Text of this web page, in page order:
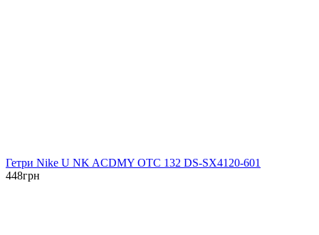
Гетри Nike U NK ACDMY OTC 132 DS-SX4120-601
448грн